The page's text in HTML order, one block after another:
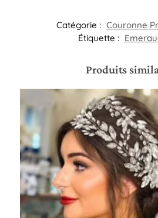
Catégorie : Couronne
Étiquette :
Produits